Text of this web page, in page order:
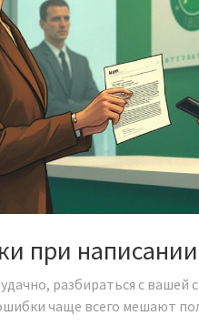
при
разбираться с вашей
чаще всего мешают